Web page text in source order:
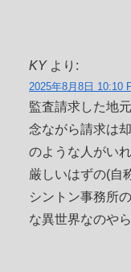
KY より:
2025年8月8日 10:10
監査請求した地
念ながら請求は
のような人がい
厳しいはずの(自
シントン事務所
な異世界なのやら